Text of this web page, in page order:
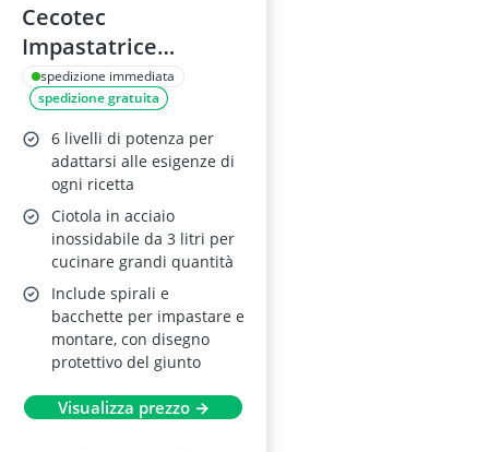
Cecotec
Impastatrice
Cecomixer Easy
White 250W, 3L
spedizione immediata
spedizione gratuita
6 livelli di potenza per
adattarsi alle esigenze di
ogni ricetta
Ciotola in acciaio
inossidabile da 3 litri per
cucinare grandi quantità
Include spirali e
bacchette per impastare e
montare, con disegno
protettivo del giunto
Visualizza prezzo →